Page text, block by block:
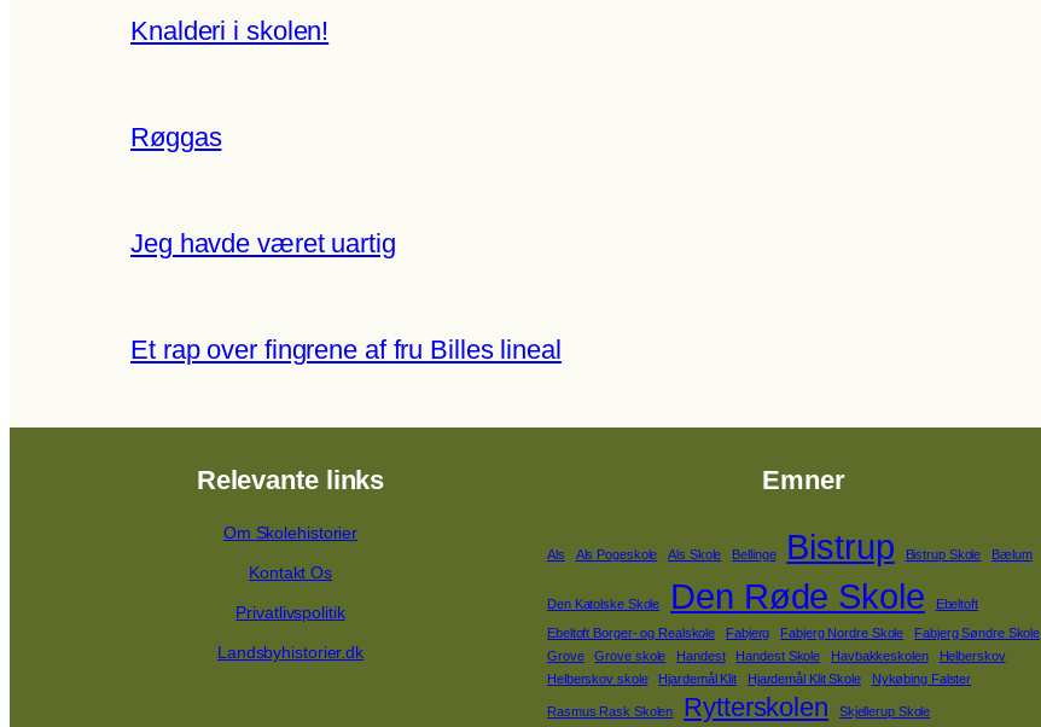
Knalderi i skolen!
Røggas
Jeg havde været uartig
Et rap over fingrene af fru Billes lineal
Relevante links
Om Skolehistorier
Kontakt Os
Privatlivspolitik
Landsbyhistorier.dk
Emner
Als Als Pogeskole Als Skole Bellinge Bistrup Bistrup Skole Bælum
Den Katolske Skole Den Røde Skole
Ebeltoft
Ebeltoft Borger- og Realskole
Fabjerg Fabjerg Nordre Skole
Fabjerg Søndre Skole
Grove
Grove skole Handest Handest Skole Havbakkeskolen
Helberskov
Helberskov skole
Hjardemål Klit Hjardemål Klit Skole Nykøbing Falster
Rasmus Rask Skolen Rytterskolen Skjellerup Skole